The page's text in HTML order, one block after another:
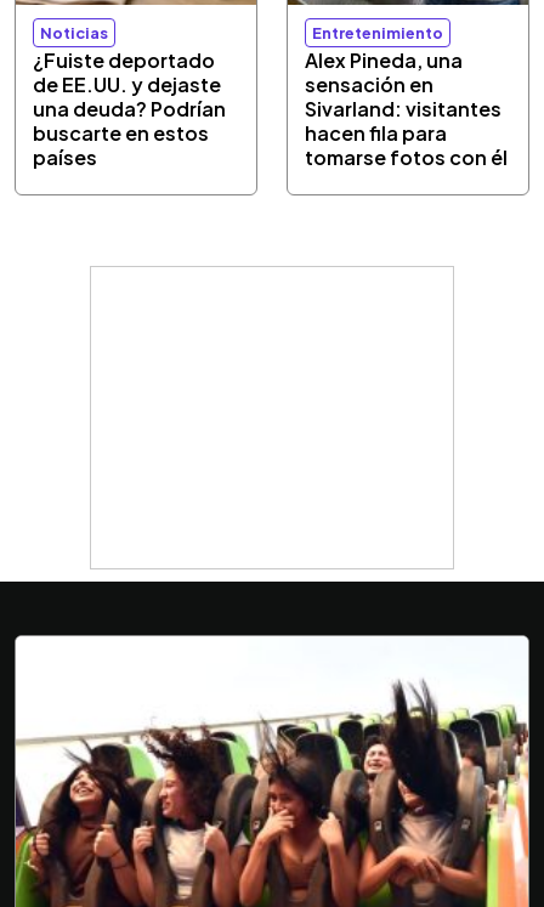
Noticias
¿Fuiste deportado
de EE.UU. y dejaste
una deuda? Podrían
buscarte en estos
países
Entretenimiento
Alex Pineda, una
sensación en
Sivarland: visitantes
hacen fila para
tomarse fotos con él